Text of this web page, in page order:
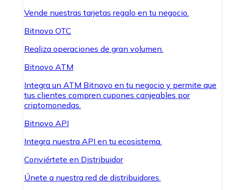
Vende nuestras tarjetas regalo en tu negocio.
Bitnovo OTC
Realiza operaciones de gran volumen.
Bitnovo ATM
Integra un ATM Bitnovo en tu negocio y permite que
tus clientes compren cupones canjeables por
criptomonedas.
Bitnovo API
Integra nuestra API en tu ecosistema.
Conviértete en Distribuidor
Únete a nuestra red de distribuidores.